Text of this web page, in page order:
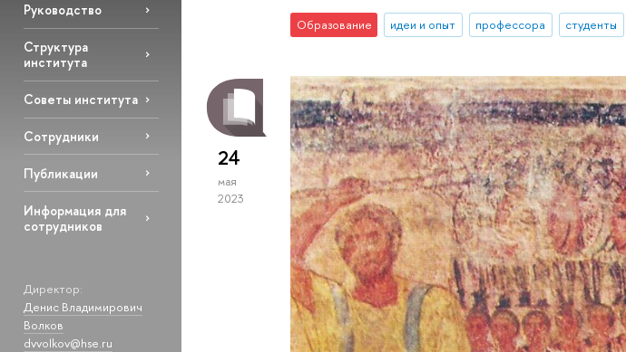
Руководство
Структура
института
Советы института
Сотрудники
Публикации
Информация для
сотрудников
Директор:
Денис Владимирович
Волков
dvvolkov@hse.ru
Образование идеи и опыт профессора студенты
24
мая
2023